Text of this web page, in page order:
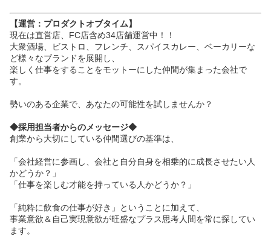
【運営：プロダクトオブタイム】
現在は直営店、FC店含め34店舗運営中！！
大衆酒場、ビストロ、フレンチ、スパイスカレー、ベーカリーな
ど様々なブランドを展開し、
楽しく仕事をすることをモットーにした仲間が集まった会社で
す。
勢いのある企業で、あなたの可能性を試しませんか？
◆採用担当者からのメッセージ◆
創業から大切にしている仲間選びの基準は、
「会社経営に参画し、会社と自分自身を相乗的に成長させたい人
かどうか？」
「仕事を楽しむ才能を持っている人かどうか？」
「純粋に飲食の仕事が好き」ということに加えて、
事業意欲＆自己実現意欲が旺盛なプラス思考人間を常に探してい
ます。